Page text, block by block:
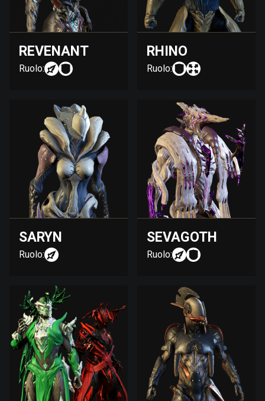
REVENANT
Ruolo:
RHINO
Ruolo:
SARYN
Ruolo:
SEVAGOTH
Ruolo: